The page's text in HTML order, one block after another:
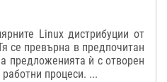
Linux дистрибуции от
се превърна в предпочитан
предложенията ѝ с отворен
процеси. ...